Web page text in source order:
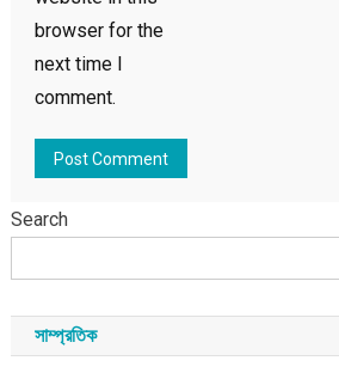
browser for the
next time I
comment.
Search
সাম্প্রতিক